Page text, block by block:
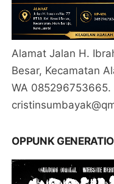
Alamat Jalan H.
Besar, Kecamatan
WA 085296753665.
OPPUNK